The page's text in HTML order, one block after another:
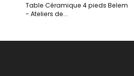
Table Céramique 4 pieds Belem
- Ateliers de...